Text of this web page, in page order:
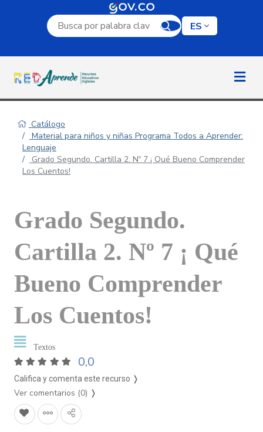
Campo de búsqueda por palabra clave
ES
Catálogo
Material para niños y niñas Programa Todos a Aprender:
Lenguaje
Grado Segundo. Cartilla 2. Nº 7 ¡ Qué Bueno Comprender
Los Cuentos!
Grado Segundo.
Cartilla 2. Nº 7 ¡ Qué
Bueno Comprender
Los Cuentos!
Textos
0,0
Califica y comenta este recurso ❭
Ver comentarios (0) ❭